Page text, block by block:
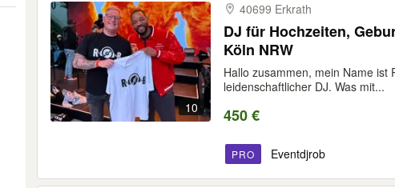
10
40699 Erkrath
DJ für Hochzeiten,
Köln NRW
Hallo zusammen, mein Name ist
leidenschaftlicher DJ. Was mit...
450 €
PRO Eventdjrob